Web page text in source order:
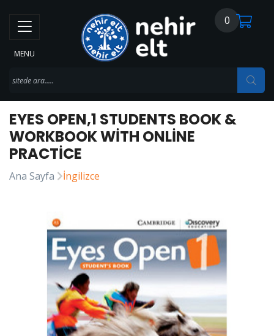
MENU
0
EYES OPEN,1 STUDENTS BOOK &
WORKBOOK WITH ONLINE
PRACTICE
Ana Sayfa İngilizce